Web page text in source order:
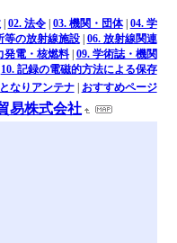
| 02. 法令| 03. 機関・団体| 04. 学
等の放射線施設| 06. 放射線関連
発電・核燃料| 09. 学術誌・機関
10. 記録の電磁的方法による保存
なりアンテナ| おすすめページ
易株式会社